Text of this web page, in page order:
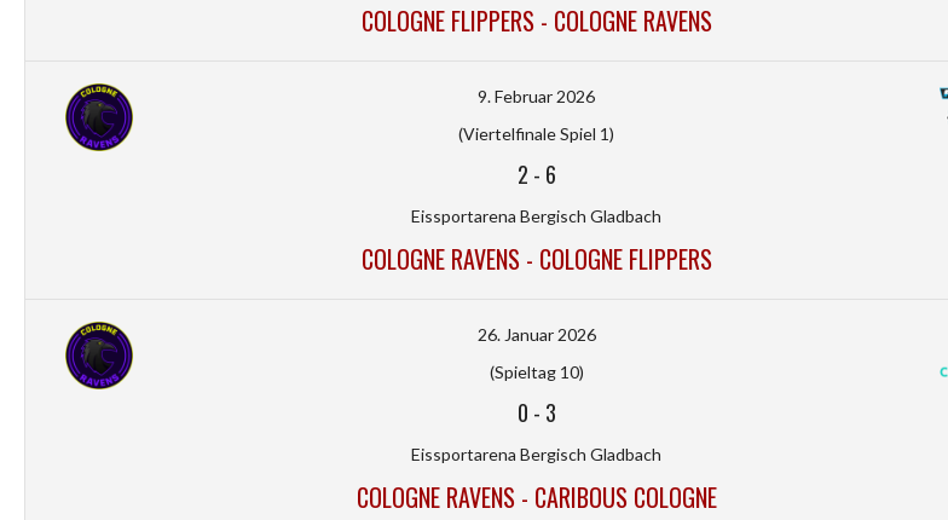
COLOGNE FLIPPERS - COLOGNE RAVENS
9. Februar 2026
(Viertelfinale Spiel 1)
2 - 6
Eissportarena Bergisch Gladbach
COLOGNE RAVENS - COLOGNE FLIPPERS
26. Januar 2026
(Spieltag 10)
0 - 3
Eissportarena Bergisch Gladbach
COLOGNE RAVENS - CARIBOUS COLOGNE